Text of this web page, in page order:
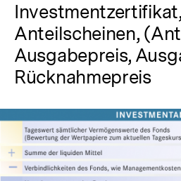
Investmentzertifikat,
Anteilscheinen,
Ausgabepreis,
Rücknahmepreis